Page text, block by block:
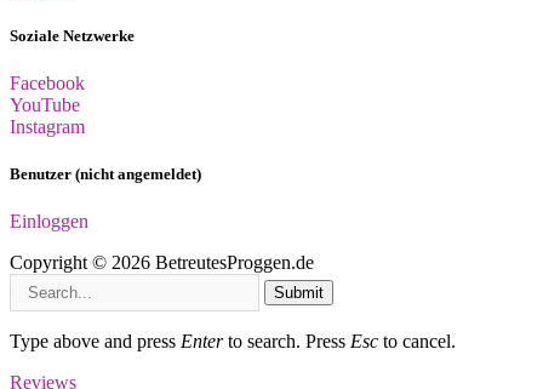
Soziale Netzwerke
Facebook
YouTube
Instagram
Benutzer (nicht angemeldet)
Einloggen
Copyright © 2026 BetreutesProggen.de
Submit
Type above and press Enterto search. Press Esc to cancel.
Reviews